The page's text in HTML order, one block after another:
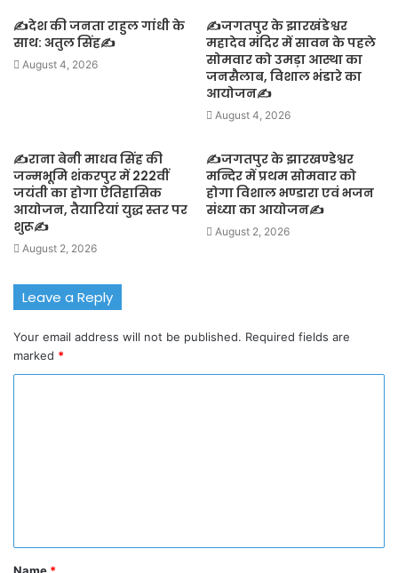
✍️देश की जनता राहुल गांधी के
साथ: अतुल सिंह✍️
August 4, 2026
✍️जगतपुर के झारखंडेश्वर
महादेव मंदिर में सावन के पहले
सोमवार को उमड़ा आस्था का
जनसैलाब, विशाल भंडारे का
आयोजन✍️
August 4, 2026
✍️राना बेनी माधव सिंह की
जन्मभूमि शंकरपुर में 222वीं
जयंती का होगा ऐतिहासिक
आयोजन, तैयारियां युद्ध स्तर पर
शुरू✍️
August 2, 2026
✍️जगतपुर के झारखण्डेश्वर
मन्दिर में प्रथम सोमवार को
होगा विशाल भण्डारा एवं भजन
संध्या का आयोजन✍️
August 2, 2026
Leave a Reply
Your email address will not be published. Required fields are
marked *
t